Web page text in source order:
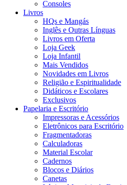
Consoles
Livros
HQs e Mangás
Inglês e Outras Línguas
Livros em Oferta
Loja Geek
Loja Infantil
Mais Vendidos
Novidades em Livros
Religião e Espiritualidade
Didáticos e Escolares
Exclusivos
Papelaria e Escritório
Impressoras e Acessórios
Eletrônicos para Escritório
Fragmentadoras
Calculadoras
Material Escolar
Cadernos
Blocos e Diários
Canetas